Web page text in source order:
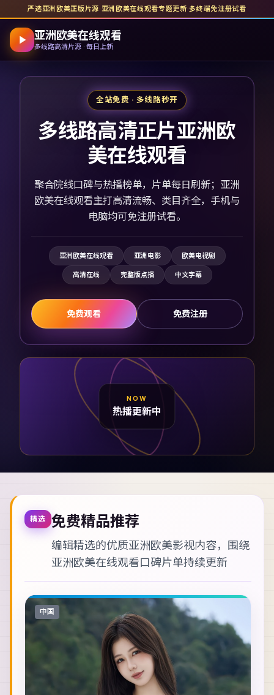
严选亚洲欧美正版片源· 亚洲欧美在线观看专题更新·多终端免注册试看
亚洲欧美在线观看
多线路高清片源 · 每日上新
全站免费 · 多线路秒开
多线路高清正片亚洲欧
美在线观看
聚合院线口碑与热播榜单，片单每日刷新；亚洲
欧美在线观看主打高清流畅、类目齐全，手机与
电脑均可免注册试看。
亚洲欧美在线观看 亚洲电影 欧美电视剧
高清在线 完整版点播 中文字幕
免费观看 免费注册
NOW
热播更新中
精选 免费精品推荐
编辑精选的优质亚洲欧美影视内容，围绕
亚洲欧美在线观看口碑片单持续更新
中国